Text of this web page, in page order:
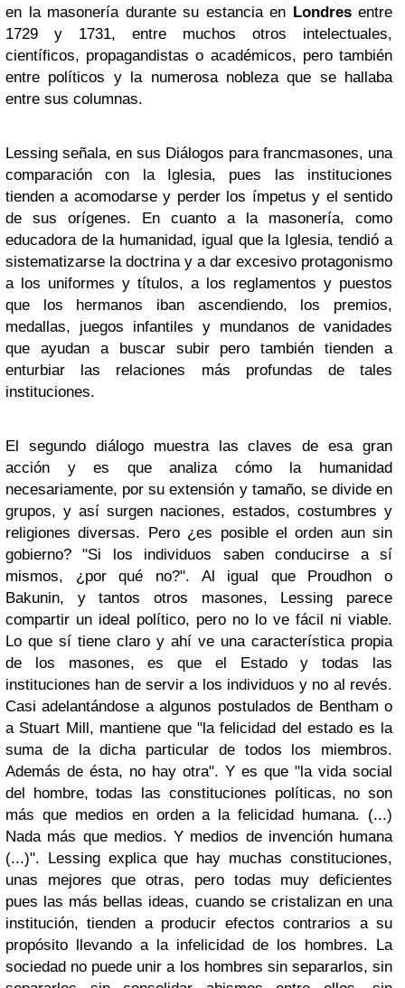
en la masonería durante su estancia en Londresentre
1729 y 1731, entre muchos otros intelectuales,
científicos, propagandistas o académicos, pero también
entre políticos y la numerosa nobleza que se hallaba
entre sus columnas.
Lessing señala, en sus Diálogos para francmasones, una
comparación con la Iglesia, pues las instituciones
tienden a acomodarse y perder los ímpetus y el sentido
de sus orígenes. En cuanto a la masonería, como
educadora de la humanidad, igual que la Iglesia, tendió a
sistematizarse la doctrina y a dar excesivo protagonismo
a los uniformes y títulos, a los reglamentos y puestos
que los hermanos iban ascendiendo, los premios,
medallas, juegos infantiles y mundanos de vanidades
que ayudan a buscar subir pero también tienden a
enturbiar las relaciones más profundas de tales
instituciones.
El segundo diálogo muestra las claves de esa gran
acción y es que analiza cómo la humanidad
necesariamente, por su extensión y tamaño, se divide en
grupos, y así surgen naciones, estados, costumbres y
religiones diversas. Pero ¿es posible el orden aun sin
gobierno? "Si los individuos saben conducirse a sí
mismos, ¿por qué no?". Al igual que Proudhon o
Bakunin, y tantos otros masones, Lessing parece
compartir un ideal político, pero no lo ve fácil ni viable.
Lo que sí tiene claro y ahí ve una característica propia
de los masones, es que el Estado y todas las
instituciones han de servir a los individuos y no al revés.
Casi adelantándose a algunos postulados de Bentham o
a Stuart Mill, mantiene que "la felicidad del estado es la
suma de la dicha particular de todos los miembros.
Además de ésta, no hay otra". Y es que "la vida social
del hombre, todas las constituciones políticas, no son
más que medios en orden a la felicidad humana. (...)
Nada más que medios. Y medios de invención humana
(...)". Lessing explica que hay muchas constituciones,
unas mejores que otras, pero todas muy deficientes
pues las más bellas ideas, cuando se cristalizan en una
institución, tienden a producir efectos contrarios a su
propósito llevando a la infelicidad de los hombres. La
sociedad no puede unir a los hombres sin separarlos, sin